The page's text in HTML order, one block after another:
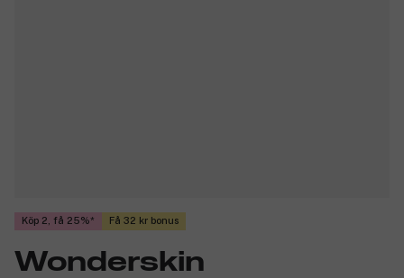
Köp 2, få 25% Få 32 kr bonus
Wonderskin